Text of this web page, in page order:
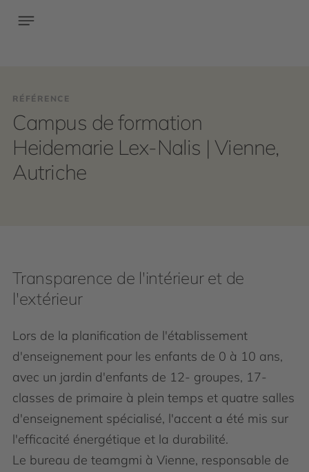
RÉFÉRENCE
Campus de formation
Heidemarie Lex-Nalis | Vienne,
Autriche
Transparence de l'intérieur et de
l'extérieur
Lors de la planification de l'établissement
d'enseignement pour les enfants de 0 à 10 ans,
avec un jardin d'enfants de 12- groupes, 17-
classes de primaire à plein temps et quatre salles
d'enseignement spécialisé, l'accent a été mis sur
l'efficacité énergétique et la durabilité.
Le bureau de teamgmi à Vienne, responsable de